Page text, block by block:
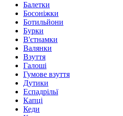
Балетки
Босоніжки
Ботильйони
Бурки
В'єтнамки
Валянки
Взуття
Галоші
Гумове взуття
Дутики
Еспадрільї
Капці
Кеди